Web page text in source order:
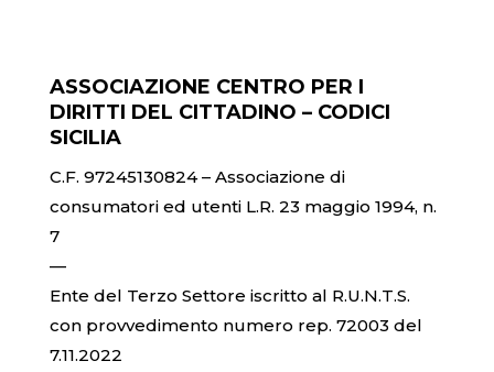
ASSOCIAZIONE CENTRO PER I
DIRITTI DEL CITTADINO – CODICI
SICILIA
C.F. 97245130824 – Associazione di
consumatori ed utenti L.R. 23 maggio 1994, n.
7
—
Ente del Terzo Settore iscritto al R.U.N.T.S.
con provvedimento numero rep. 72003 del
7.11.2022